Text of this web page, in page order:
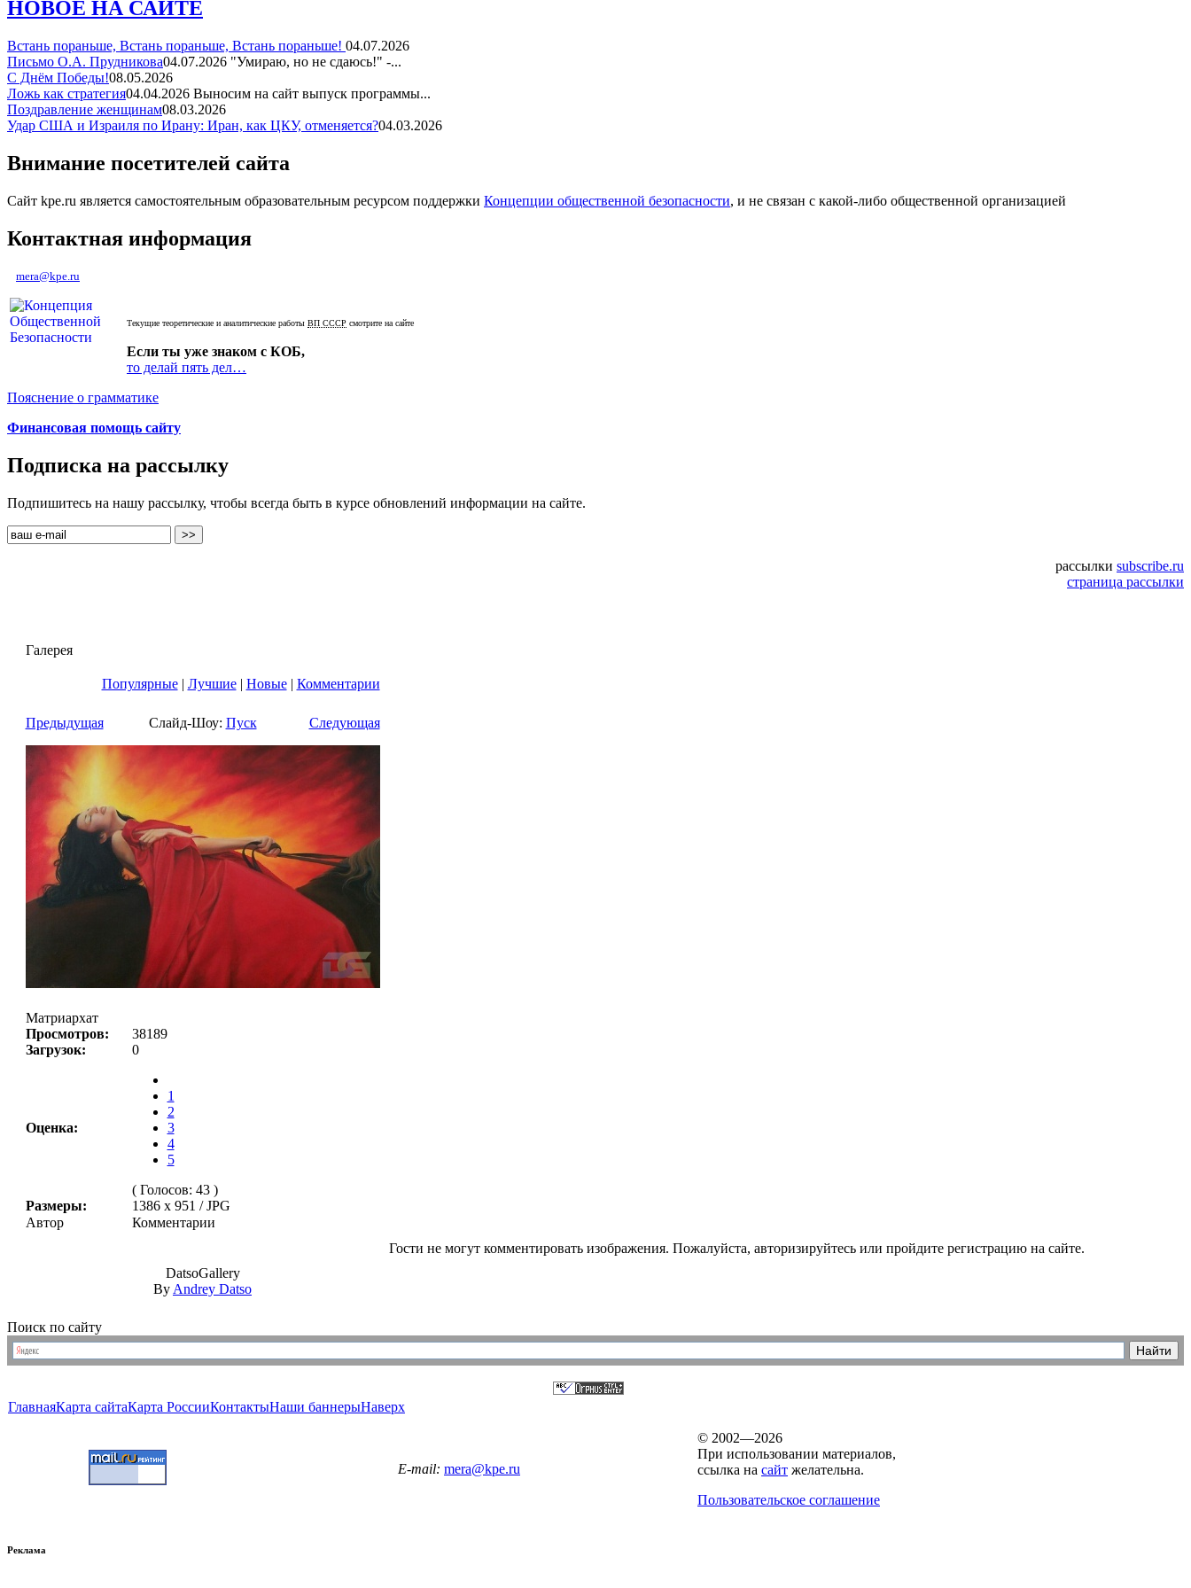
НОВОЕ НА САЙТЕ
Встань пораньше, Встань пораньше, Встань пораньше! 04.07.2026
Письмо О.А. Прудникова04.07.2026 "Умираю, но не сдаюсь!" -...
С Днём Победы!08.05.2026
Ложь как стратегия04.04.2026 Выносим на сайт выпуск программы...
Поздравление женщинам08.03.2026
Удар США и Израиля по Ирану: Иран, как ЦКУ, отменяется?04.03.2026
Внимание посетителей сайта
Сайт kpe.ru является самостоятельным образовательным ресурсом поддержки Концепции общественной безопасности, и не связан с какой-либо общественной организацией
Контактная информация
mera@kpe.ru
Текущие теоретические и аналитические работы ВП СССР смотрите на сайте
Если ты уже знаком с КОБ,
то делай пять дел…
Пояснение о грамматике
Финансовая помощь сайту
Подписка на рассылку
Подпишитесь на нашу рассылку, чтобы всегда быть в курсе обновлений информации на сайте.
рассылки subscribe.ru
страница рассылки
Галерея
Популярные| Лучшие| Новые| Комментарии
Предыдущая Слайд-Шоу: Пуск Следующая
Матриархат
Просмотров:
38189
Загрузок:
0
Оценка:
1
2
3
4
5
( Голосов: 43 )
Размеры:
1386 x 951 / JPG
Автор
Комментарии
Гости не могут комментировать изображения. Пожалуйста, авторизируйтесь или пройдите регистрацию на сайте.
DatsoGallery
By Andrey Datso
Поиск по сайту
ГлавнаяКарта сайтаКарта РоссииКонтактыНаши баннерыНаверх
E-mail: mera@kpe.ru
© 2002—2026
При использовании материалов,
ссылка на сайт желательна.
Пользовательское соглашение
Реклама